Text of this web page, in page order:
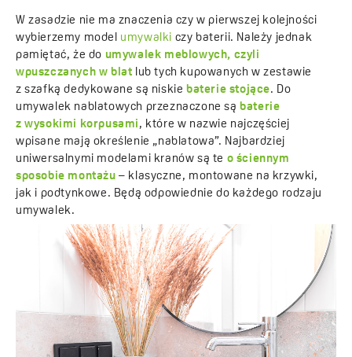
W zasadzie nie ma znaczenia czy w pierwszej kolejności
wybierzemy model umywalki czy baterii. Należy jednak
pamiętać, że do umywalek meblowych, czyli
wpuszczanych w blat lub tych kupowanych w zestawie
z szafką dedykowane są niskiebaterie stojące. Do
umywalek nablatowych przeznaczone sąbaterie
z wysokimi korpusami , które w nazwie najczęściej
wpisane mają określenie „nablatowa”. Najbardziej
uniwersalnymi modelami kranów są te o ściennym
sposobie montażu – klasyczne, montowane na krzywki,
jak i podtynkowe. Będą odpowiednie do każdego rodzaju
umywalek.